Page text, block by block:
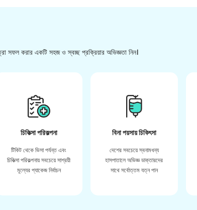
সফল করার একটি সহজ ও স্বচ্ছ প্রক্রিয়ার অভিজ্ঞতা নিন।
চিকিত্সা পরিকল্পনা
টিকিট থেকে ভিসা পর্যন্ত এবং
চিকিত্সা পরিকল্পনায় সবচেয়ে সাশ্রয়ী
মূল্যের প্যাকেজ নির্বাচন
বিনা পয়সায় চিকিৎসা
দেশের সবচেয়ে স্বনামধন্য
হাসপাতালে অভিজ্ঞ ডাক্তারদের
সাথে সর্বোত্তম যত্ন পান